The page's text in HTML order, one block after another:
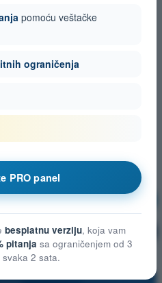
Vežbanje!
pitanja
pomoću veštačke
ograničenja
PRO panel
besplatnu verziju, koja vam
pitanja sa ograničenjem od 3
2 sata.